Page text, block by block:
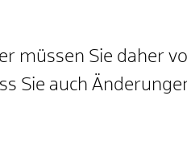
müssen Sie daher
Sie auch